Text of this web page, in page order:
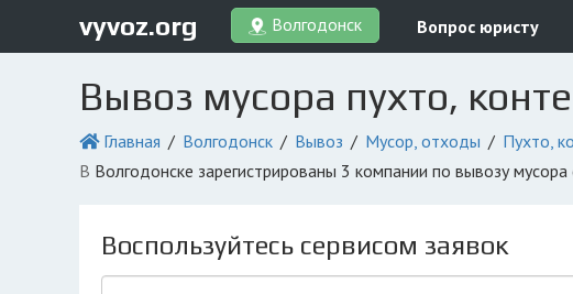
vyvoz.org Волгодонск Вопрос юристу
Вывоз мусора пухто,
Главная Волгодонск Вывоз Мусор, отходы Пухто,
в Волгодонске зарегистрированы 3 компании по вывозу
Воспользуйтесь сервисом заявок